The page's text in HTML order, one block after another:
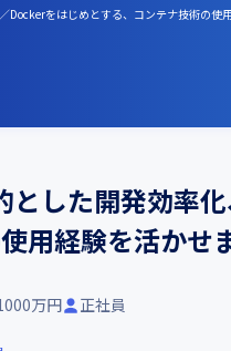
Dockerをはじめとする、コンテナ技術の使
した開発効率
用経験を活かせ
万円 正社員